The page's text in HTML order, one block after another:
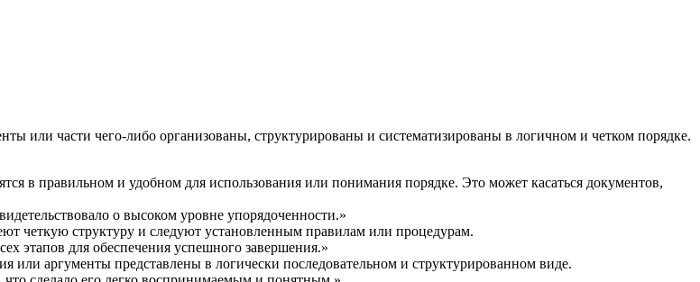
или части чего-либо организованы, структурированы и систематизированы в логичном и четком порядке.
в правильном и удобном для использования или понимания порядке. Это может касаться документов,
о высоком уровне упорядоченности.»
четкую структуру и следуют установленным правилам или процедурам.
этапов для обеспечения успешного завершения.»
или аргументы представлены в логически последовательном и структурированном виде.